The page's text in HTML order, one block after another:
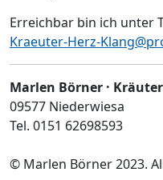
Erreichbar bin ich unter
Kraeuter-Herz-
Marlen Börner ·
09577 Niederwiesa
Tel. 0151 62698593
© Marlen Börner 2023.